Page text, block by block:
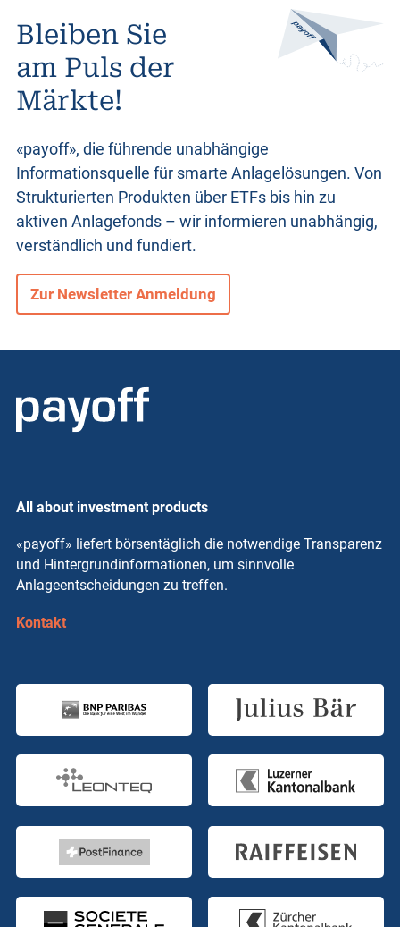
Bleiben Sie
am Puls der
Märkte!
«payoff», die führende unabhängige
Informationsquelle für smarte Anlagelösungen. Von
Strukturierten Produkten über ETFs bis hin zu
aktiven Anlagefonds – wir informieren unabhängig,
verständlich und fundiert.
Zur Newsletter Anmeldung
All about investment products
«payoff» liefert börsentäglich die notwendige Transparenz
und Hintergrundinformationen, um sinnvolle
Anlageentscheidungen zu treffen.
Kontakt